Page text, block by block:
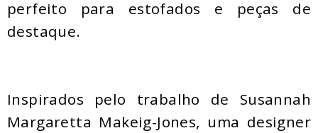
perfeito para estofados e peças de
destaque.
Inspirados pelo trabalho de Susannah
Margaretta Makeig-Jones, uma designer